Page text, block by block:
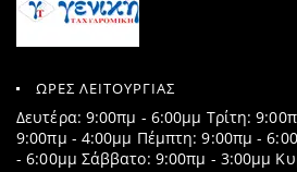
ΩΡΕΣ ΛΕΙΤΟΥΡΓΙΑΣ
Δευτέρα: 9:00πμ - 6:00μμ Τρίτη:
9:00πμ - 4:00μμ Πέμπτη: 9:00πμ -
- 6:00μμ Σάββατο: 9:00πμ - 3:00μμ